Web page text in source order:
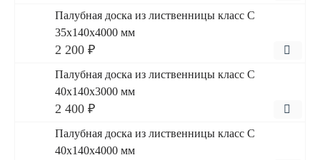
Палубная доска из лиственницы класс С
35x140x4000 мм
2 200 ₽
Палубная доска из лиственницы класс С
40x140x3000 мм
2 400 ₽
Палубная доска из лиственницы класс С
40x140x4000 мм